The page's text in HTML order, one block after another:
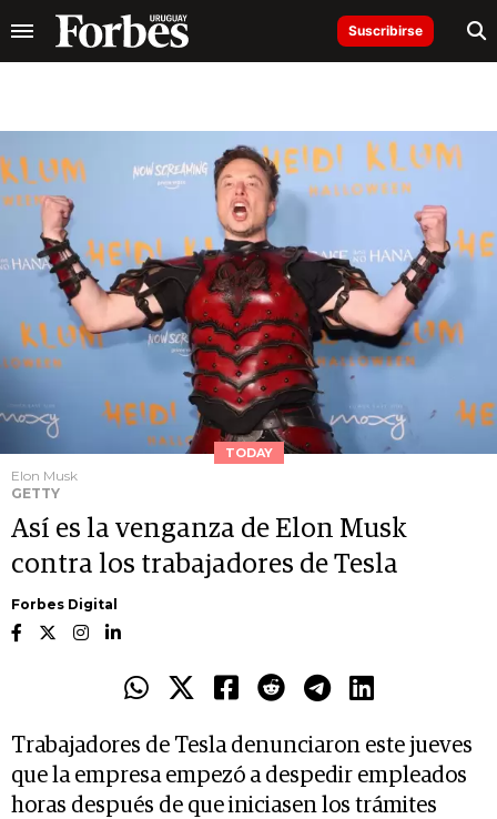
Suscribirse
TODAY
Elon Musk
GETTY
Así es la venganza de Elon Musk
contra los trabajadores de Tesla
Forbes Digital
Trabajadores de Tesla denunciaron este jueves
que la empresa empezó a despedir empleados
horas después de que iniciasen los trámites